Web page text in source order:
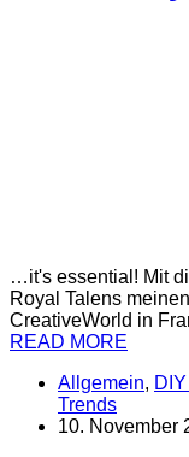
…it's essential! Mit
Royal Talens
CreativeWorld in
READ MORE
Allgemein,
Trends
10. November